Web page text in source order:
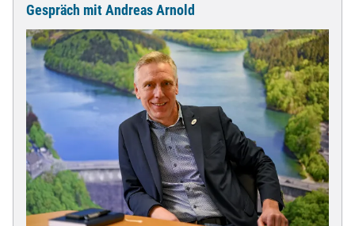
Arbeitskreis
der
Anliegerkommunen
hat
getagt
Gespräch mit Andreas Arnold